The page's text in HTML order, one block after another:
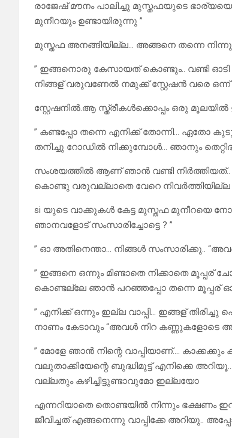
രാജേഷ് മൗനം പാലിച്ചു മുസ്തഫയുടെ
മുനീറയും ഉണ്ടായിരുന്നു ”
മുസ്തഫ അനങ്ങിയില്ല… അങ്ങനെ തന്നെ
” ഇങ്ങനൊരു കേസായത് കൊണ്ടും.. വണ്ടി
നിങ്ങള് വരുവണേൽ നമുക്ക് സ്റ്റേഷൻ വരെ ഒന്ന്
സ്റ്റേഷനിൽ.ആ സ്ത്രീകൾക്കൊപ്പം ഒരു
” കണ്ടപ്പോ തന്നെ എനിക്ക് തോന്നി… ഏതോ
തനിച്ചു റോഡിൽ നിക്കുമ്പോൾ… ഞാനും
സംശയത്തിൽ ആണ് ഞാൻ വണ്ടി നിർത്തിയത്..
കൊണ്ടു വരുവല്ലാതെ വേറെ നിവർത്തിയില്ല
si യുടെ വാക്കുകൾ കേട്ട മുസ്തഫ മുനീറയെ
ഞാനവളോട് സംസാരിച്ചോട്ടെ ? ”
” ഓ അതിനെന്താ… നിങ്ങൾ സംസാരിക്കു..
” ഇങ്ങനെ ഒന്നും മിണ്ടാതെ നിക്കാതെ
കൊണ്ടല്ലേ ഞാൻ പറഞ്ഞപ്പോ തന്നെ മൂപ്പര്
” എനിക്ക് ഒന്നും ഇല്ല വാപ്പി… ഇങ്ങള്
നാണം കേടാവും “അവൾ നിറ
” മോളേ ഞാൻ നിന്റെ വാപ്പിയാണ്….
വലുതാക്കിയേന്റെ ബുദ്ധിമുട്ട് എനിക്കെ
വല്ലതും കഴിച്ചിട്ടുണ്ടാവുമോ ഇല്ലയോ
എന്നറിയാതെ തൊണ്ടയിൽ നിന്നും ഭക്ഷണം
ജീവിച്ചത് എങ്ങനെന്നു വാപ്പിക്കേ അറിയു..